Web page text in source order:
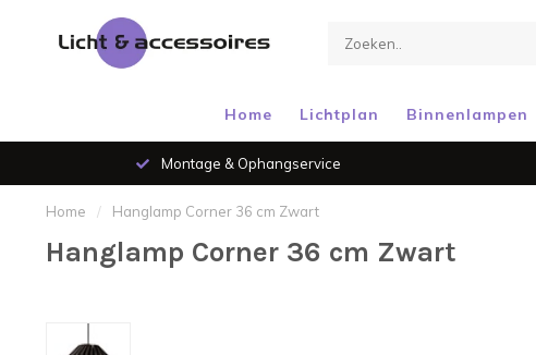
Home Lichtplan Binnenlampen
Montage & Ophangservice
Home / Hanglamp Corner 36 cm Zwart
Hanglamp Corner 36 cm Zwart